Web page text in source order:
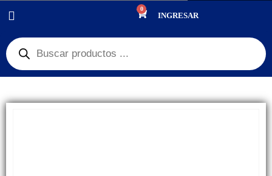
0
INGRESAR
OUTLET PANTALLAS Y CELULARES